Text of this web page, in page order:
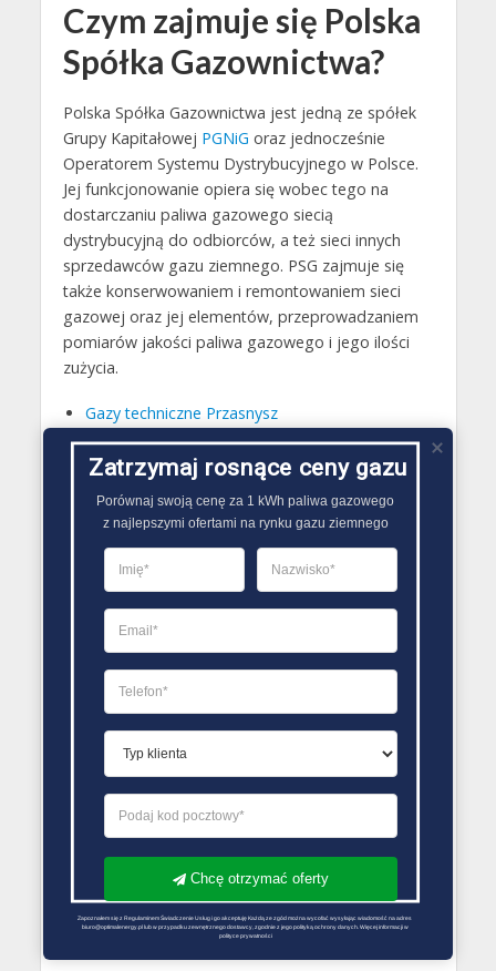
Czym zajmuje się Polska
Spółka Gazownictwa?
Polska Spółka Gazownictwa jest jedną ze spółek
Grupy Kapitałowej PGNiG oraz jednocześnie
Operatorem Systemu Dystrybucyjnego w Polsce.
Jej funkcjonowanie opiera się wobec tego na
dostarczaniu paliwa gazowego siecią
dystrybucyjną do odbiorców, a też sieci innych
sprzedawców gazu ziemnego. PSG zajmuje się
także konserwowaniem i remontowaniem sieci
gazowej oraz jej elementów, przeprowadzaniem
pomiarów jakości paliwa gazowego i jego ilości
zużycia.
Gazy techniczne Przasnysz
Butle gazowe Przasnysz
Gaz płynny Przasnysz
LPG Przasnysz
Dostawcy gazu Przasnysz
PORÓWNYWARKA OFERT GAZU
Zatrzymaj rosnące ceny gazu
Porównaj swoją cenę za 1 kWh paliwa gazowego
z najlepszymi ofertami na rynku gazu ziemnego
Chcę otrzymać oferty
Zapoznałem się z Regulaminem Świadczenie Usług i go akceptuję Każdą ze zgód można wycofać wysyłając wiadomość na adres
biuro@optimalenergy.pl lub w przypadku zewnętrznego dostawcy, zgodnie z jego polityką ochrony danych. Więcej informacji w
polityce prywatności